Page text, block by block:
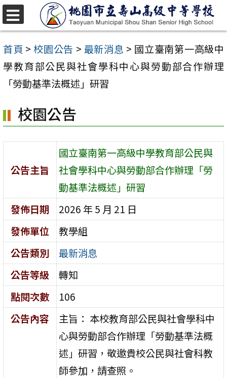
跳
至
主
要
區
首頁 > 校園公告 > 最新消息 > 國立臺南第一高級中
學教育部公民與社會學科中心與勞動部合作辦理
「勞動基準法概述」研習
校園公告
公告主旨
國立臺南第一高級中學教育部公民與
社會學科中心與勞動部合作辦理「勞
動基準法概述」研習
發佈日期
2026 年 5 月 21 日
發佈單位
教學組
公告類別
最新消息
公告等級
轉知
點閱次數
106
公告內容
主旨： 本校教育部公民與社會學科中
心與勞動部合作辦理「勞動基準法概
述」研習，敬邀貴校公民與社會科教
師參加，請查照。
選
單